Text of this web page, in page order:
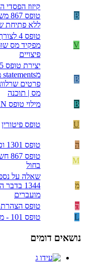
B
קיזוז הפסדי
ללא פתיחת
V
טופס 4
מפקיד מס
פיצויים
B
פרטים
מס | תוכנה
B מילוי טופס W-8BEN
U טופס פיטורין
ה טופס 1301 וכספי מילואים
M
בחול
מ
שאלה על
1344
מועברים
ה טופס הצהרת
L
טופס 101 - משרת סטודנט
נושאים דומים